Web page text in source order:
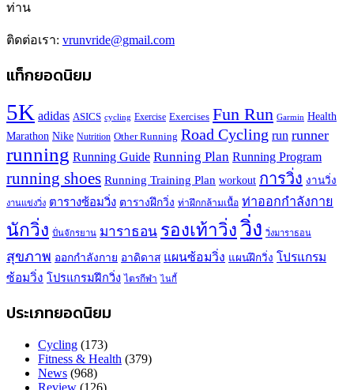
ท่าน
ติดต่อเรา: vrunvride@gmail.com
แท็กยอดนิยม
5K adidas ASICS cycling Exercise Exercises Fun Run Garmin Health
Marathon Nike Nutrition Other Running Road Cycling run runner
running Running Guide Running Plan Running Program
running shoes Running Training Plan workout การวิ่ง งานวิ่ง
งานแข่งวิ่ง ตารางซ้อมวิ่ง ตารางฝึกวิ่ง ท่าฝึกกล้ามเนื้อ ท่าออกกำลังกาย
นักวิ่ง ปั่นจักรยาน มาราธอน รองเท้าวิ่ง วิ่ง วิ่งมาราธอน
สุขภาพ ออกกำลังกาย อาดิดาส แผนซ้อมวิ่ง แผนฝึกวิ่ง โปรแกรม
ซ้อมวิ่ง โปรแกรมฝึกวิ่ง ไตรกีฬา ไนกี้
ประเภทยอดนิยม
Cycling (173)
Fitness & Health (379)
News (968)
Review (126)